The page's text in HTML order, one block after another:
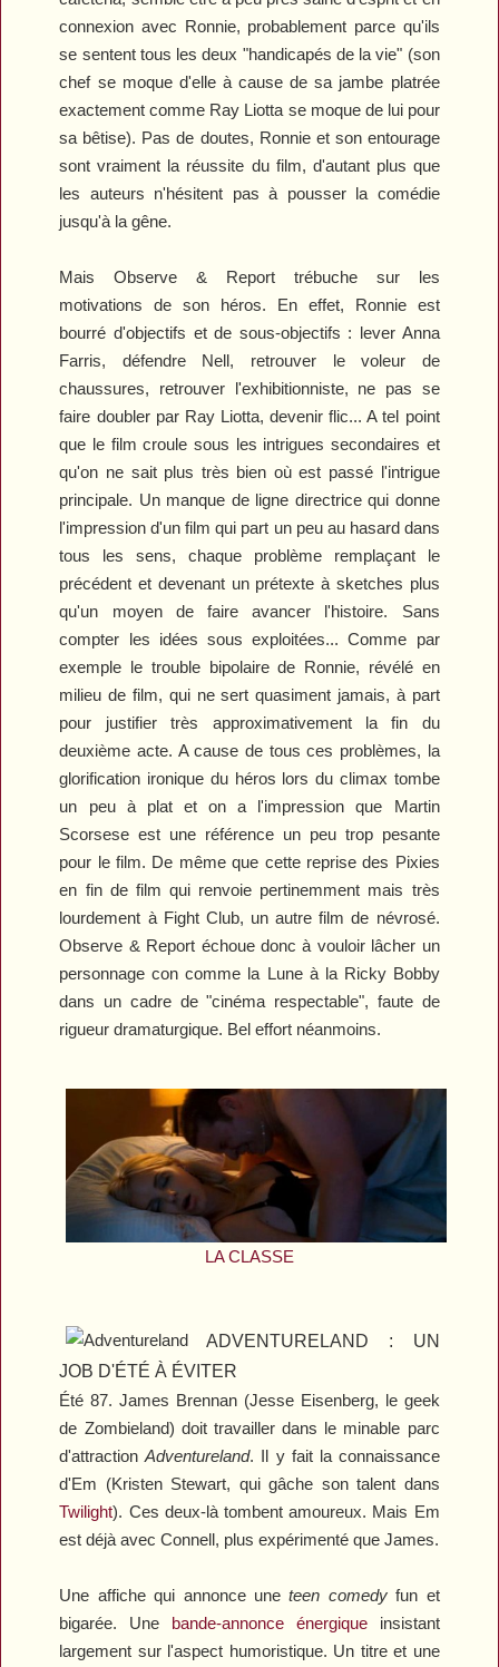
connexion avec Ronnie, probablement parce qu'ils
se sentent tous les deux "handicapés de la vie" (son
chef se moque d'elle à cause de sa jambe platrée
exactement comme Ray Liotta se moque de lui pour
sa bêtise). Pas de doutes, Ronnie et son entourage
sont vraiment la réussite du film, d'autant plus que
les auteurs n'hésitent pas à pousser la comédie
jusqu'à la gêne.
MaisObserve & Report trébuche sur les
motivations de son héros. En effet, Ronnie est
bourré d'objectifs et de sous-objectifs : lever Anna
Farris, défendre Nell, retrouver le voleur de
chaussures, retrouver l'exhibitionniste, ne pas se
faire doubler par Ray Liotta, devenir flic... A tel point
que le film croule sous les intrigues secondaires et
qu'on ne sait plus très bien où est passé l'intrigue
principale. Un manque de ligne directrice qui donne
l'impression d'un film qui part un peu au hasard dans
tous les sens, chaque problème remplaçant le
précédent et devenant un prétexte à sketches plus
qu'un moyen de faire avancer l'histoire. Sans
compter les idées sous exploitées... Comme par
exemple le trouble bipolaire de Ronnie, révélé en
milieu de film, qui ne sert quasiment jamais, à part
pour justifier très approximativement la fin du
deuxième acte. A cause de tous ces problèmes, la
glorification ironique du héros lors du climax tombe
un peu à plat et on a l'impression que Martin
Scorsese est une référence un peu trop pesante
pour le film. De même que cette reprise des Pixies
en fin de film qui renvoie pertinemment mais très
lourdement à Fight Club, un autre film de névrosé.
Observe & Report échoue donc à vouloir lâcher un
personnage con comme la Lune à la Ricky Bobby
dans un cadre de "cinéma respectable", faute de
rigueur dramaturgique. Bel effort néanmoins.
LA CLASSE
ADVENTURELAND : UN
JOB D'ÉTÉ À ÉVITER
Été 87. James Brennan (Jesse Eisenberg, le geek
de Zombieland) doit travailler dans le minable parc
d'attractionAdventureland. Il y fait la connaissance
d'Em (Kristen Stewart, qui gâche son talent dans
Twilight). Ces deux-là tombent amoureux. Mais Em
est déjà avec Connell, plus expérimenté que James.
Une affiche qui annonce uneteen comedyfun et
bigarée. Une bande-annonce énergiqueinsistant
largement sur l'aspect humoristique. Un titre et une